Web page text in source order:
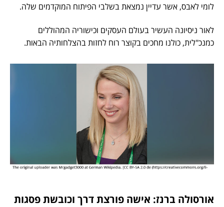
לומי לאבס, אשר עדיין נמצאת בשלבי הפיתוח המוקדמים שלה.
לאור ניסיונה העשיר בעולם העסקים וכישוריה המהוללים
כמנכ"לית, כולנו מחכים בקוצר רוח לחזות בהצלחותיה הבאות.
אורסולה ברנז: אישה פורצת דרך וכובשת פסגות